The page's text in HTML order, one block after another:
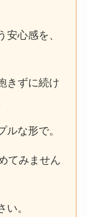
安心感を、
きずに続け
ルな形で。
てみません
。